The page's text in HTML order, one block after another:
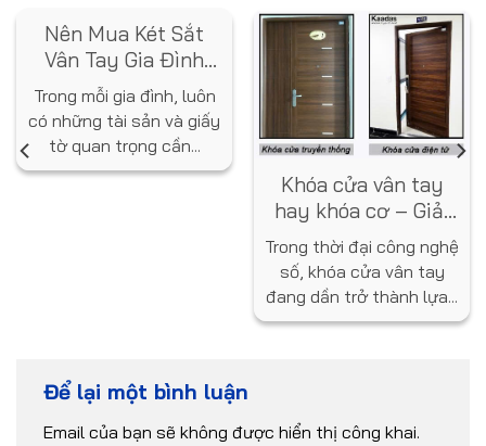
Nên Mua Két Sắt
Vân Tay Gia Đình
Loại Nào? Gợi Ý Từ
Chuyên Gia
Trong mỗi gia đình, luôn
có những tài sản và giấy
tờ quan trọng cần...
Khóa cửa vân tay
hay khóa cơ – Giải
pháp nào tốt hơn
cho ngôi nhà bạn?
Trong thời đại công nghệ
số, khóa cửa vân tay
đang dần trở thành lựa...
Để lại một bình luận
Email của bạn sẽ không được hiển thị công khai.